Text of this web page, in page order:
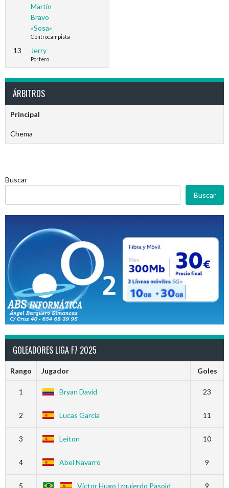
Martín
Bravo
«Sosa»
Centrocampista
13 Jerry
Portero
ÁRBITROS
Principal
Chema
Buscar
Buscar
GOLEADORES LIGA F7 2025
Rango Jugador Goles
1 Bryan David 23
2 Lucas García 11
3 Leiton 10
4 Abel Navarro 9
5 Víctor Hugo Izquierdo Pasold 9